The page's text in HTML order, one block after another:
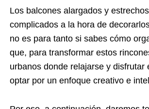
Los balcones alargados y
complicados a la hora de
no es para tanto si sabes cómo
que, para transformar estos
urbanos donde relajarse y disfrutar
optar por un enfoque creativo e